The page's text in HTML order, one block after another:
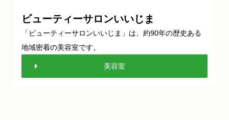
ビューティーサロンいいじま
「ビューティーサロンいいじま」は、約90年の歴史ある
地域密着の美容室です。
美容室